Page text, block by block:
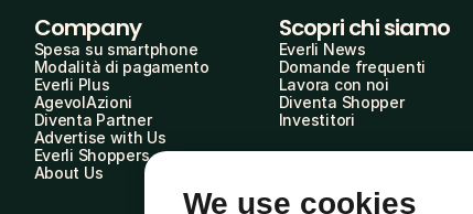
Company
Spesa su smartphone
Modalità di pagamento
Everli Plus
AgevolAzioni
Diventa Partner
Advertise with Us
Everli Shoppers
About Us
Scopri chi siamo
Everli News
Domande frequenti
Lavora con noi
Diventa Shopper
Investitori
We use cookies